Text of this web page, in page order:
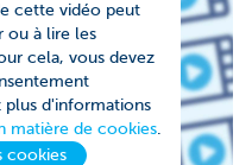
cette vidéo peut
ou à lire les
cela, vous devez
d'informations
matière de cookies.
cookies